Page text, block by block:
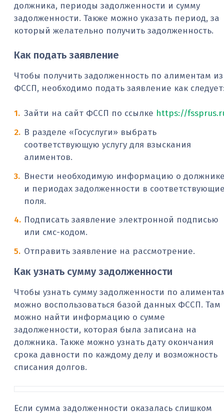
должника, периоды задолженности и сумму
задолженности. Также можно указать период, за
который желательно получить задолженность.
Как подать заявление
Чтобы получить задолженность по алиментам из
ФССП, необходимо подать заявление как
Зайти на сайт ФССП по ссылке https://
В разделе «Госуслуги» выбрать
соответствующую услугу для взыскания
алиментов.
Внести необходимую информацию о
и периодах задолженности в
поля.
Подписать заявление электронной подписью
или смс-кодом.
Отправить заявление на рассмотрение.
Как узнать сумму задолженности
Чтобы узнать сумму задолженности по
можно воспользоваться базой данных ФССП. Там
можно найти информацию о сумме
задолженности, которая была записана на
должника. Также можно узнать дату окончания
срока давности по каждому делу и возможность
списания долгов.
Если сумма задолженности оказалась слишком